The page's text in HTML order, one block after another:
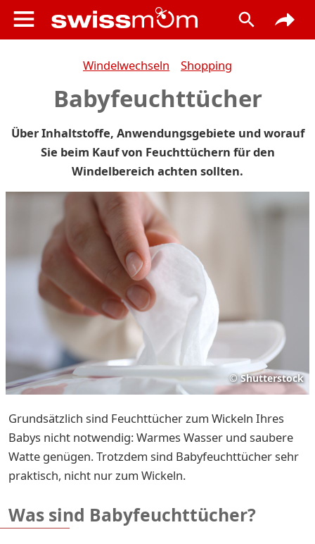
Windelwechseln Shopping
Babyfeuchttücher
Über Inhaltstoffe, Anwendungsgebiete und worauf
Sie beim Kauf von Feuchttüchern für den
Windelbereich achten sollten.
© Shutterstock
Grundsätzlich sind Feuchttücher zum Wickeln Ihres
Babys nicht notwendig: Warmes Wasser und saubere
Watte genügen. Trotzdem sind Babyfeuchttücher sehr
praktisch, nicht nur zum Wickeln.
Was sind Babyfeuchttücher?